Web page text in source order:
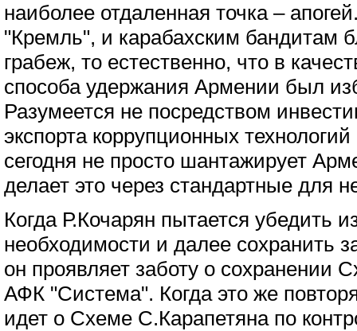
наиболее отдаленная точка –
"Кремль", и карабахским бандитам
грабеж, то естественно, что в
способа удержания Армении был
Разумеется не посредством
экспорта коррупционных
сегодня не просто шантажирует
делает это через стандартные для
Когда Р.Кочарян пытается убедить
необходимости и далее сохранить
он проявляет заботу о сохранении
АФК "Система". Когда это же
идет о Схеме С.Карапетяна по